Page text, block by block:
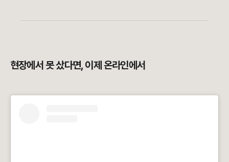
현장에서 못 샀다면, 이제 온라인에서